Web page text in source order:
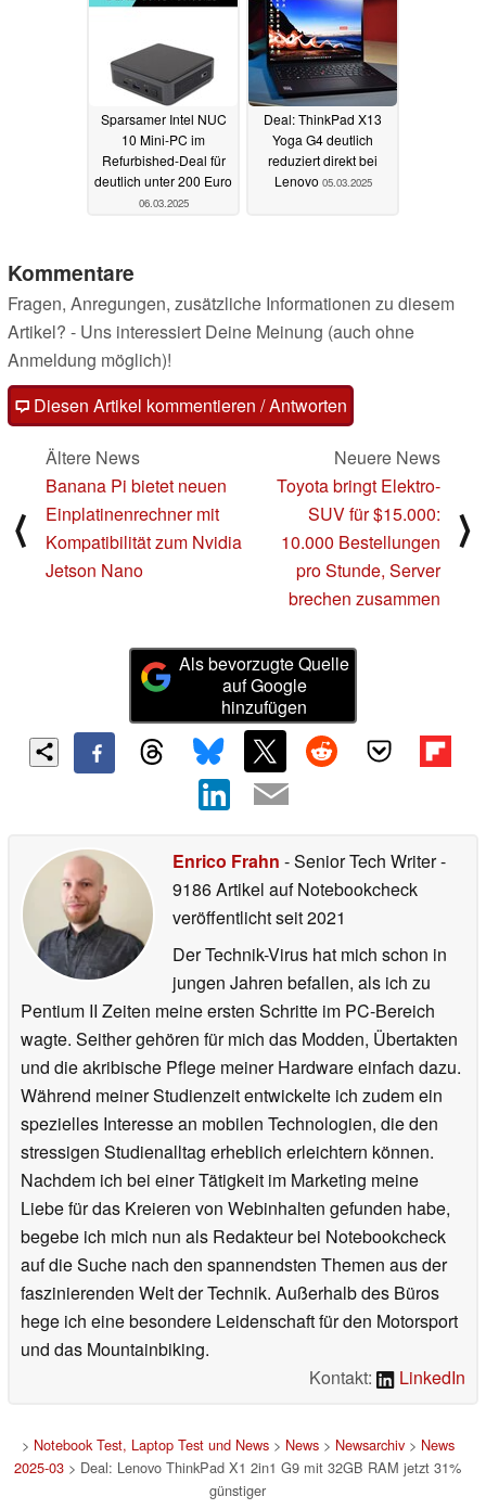
Sparsamer Intel NUC
10 Mini-PC im
Refurbished-Deal für
deutlich unter 200 Euro
06.03.2025
Deal: ThinkPad X13
Yoga G4 deutlich
reduziert direkt bei
Lenovo 05.03.2025
Kommentare
Fragen, Anregungen, zusätzliche Informationen zu diesem
Artikel? - Uns interessiert Deine Meinung (auch ohne
Anmeldung möglich)!
Diesen Artikel kommentieren / Antworten
⟨
Ältere News
Banana Pi bietet neuen
Einplatinenrechner mit
Kompatibilität zum Nvidia
Jetson Nano
Neuere News
Toyota bringt Elektro-
SUV für $15.000:
10.000 Bestellungen
pro Stunde, Server
brechen zusammen
⟩
Als bevorzugte Quelle
auf Google
hinzufügen
Enrico Frahn - Senior Tech Writer-
9186 Artikel auf Notebookcheck
veröffentlichtseit 2021
Der Technik-Virus hat mich schon in
jungen Jahren befallen, als ich zu
Pentium II Zeiten meine ersten Schritte im PC-Bereich
wagte. Seither gehören für mich das Modden, Übertakten
und die akribische Pflege meiner Hardware einfach dazu.
Während meiner Studienzeit entwickelte ich zudem ein
spezielles Interesse an mobilen Technologien, die den
stressigen Studienalltag erheblich erleichtern können.
Nachdem ich bei einer Tätigkeit im Marketing meine
Liebe für das Kreieren von Webinhalten gefunden habe,
begebe ich mich nun als Redakteur bei Notebookcheck
auf die Suche nach den spannendsten Themen aus der
faszinierenden Welt der Technik. Außerhalb des Büros
hege ich eine besondere Leidenschaft für den Motorsport
und das Mountainbiking.
Kontakt:
LinkedIn
> Notebook Test, Laptop Test und News> News> Newsarchiv> News
2025-03 > Deal: Lenovo ThinkPad X1 2in1 G9 mit 32GB RAM jetzt 31%
günstiger